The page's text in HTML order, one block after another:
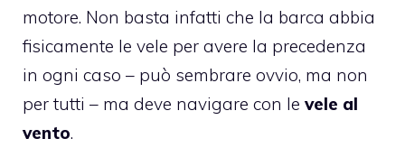
motore. Non basta infatti che la barca abbia
fisicamente le vele per avere la precedenza
in ogni caso – può sembrare ovvio, ma non
per tutti – ma deve navigare con le vele al
vento.